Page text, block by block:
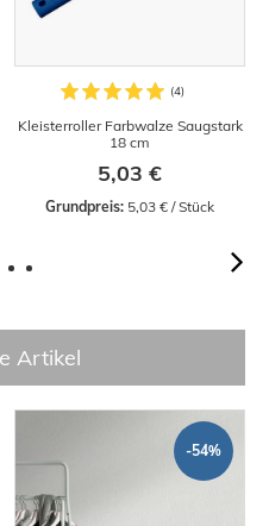
Kleisterroller Farbwalze Saugstark
18 cm
5,03 €
Grundpreis: 5,03 € / Stück
Artikel
-54%